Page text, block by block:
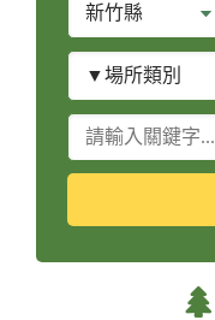
別
場
類
別
關
鍵
字